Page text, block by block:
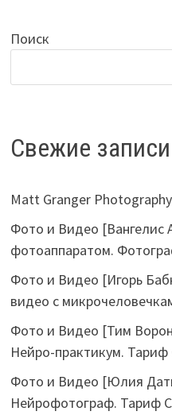
Поиск
Свежие записи
Matt Granger
Фото и Видео [Вангелис
фотоаппаратом.
Фото и Видео [Игорь
видео с
Фото и Видео [Тим
Нейро-практикум. Тариф
Фото и Видео [Юлия
Нейрофотограф. Тариф